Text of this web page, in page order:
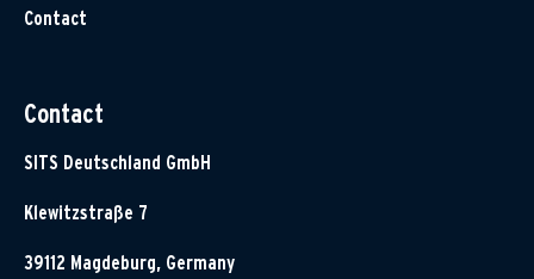
Contact
Contact
SITS Deutschland GmbH
Klewitzstraße 7
39112 Magdeburg, Germany